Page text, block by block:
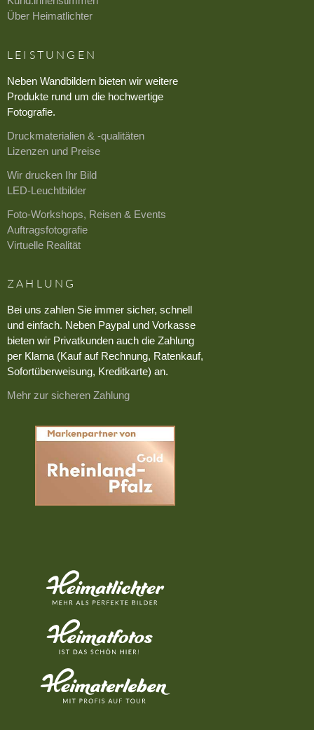
Über Heimatlichter
LEISTUNGEN
Neben Wandbildern bieten wir weitere
Produkte rund um die hochwertige
Fotografie.
Druckmaterialien & -qualitäten
Lizenzen und Preise
Wir drucken Ihr Bild
LED-Leuchtbilder
Foto-Workshops, Reisen & Events
Auftragsfotografie
Virtuelle Realität
ZAHLUNG
Bei uns zahlen Sie immer sicher, schnell
und einfach. Neben Paypal und Vorkasse
bieten wir Privatkunden auch die Zahlung
per Klarna (Kauf auf Rechnung, Ratenkauf,
Sofortüberweisung, Kreditkarte) an.
Mehr zur sicheren Zahlung